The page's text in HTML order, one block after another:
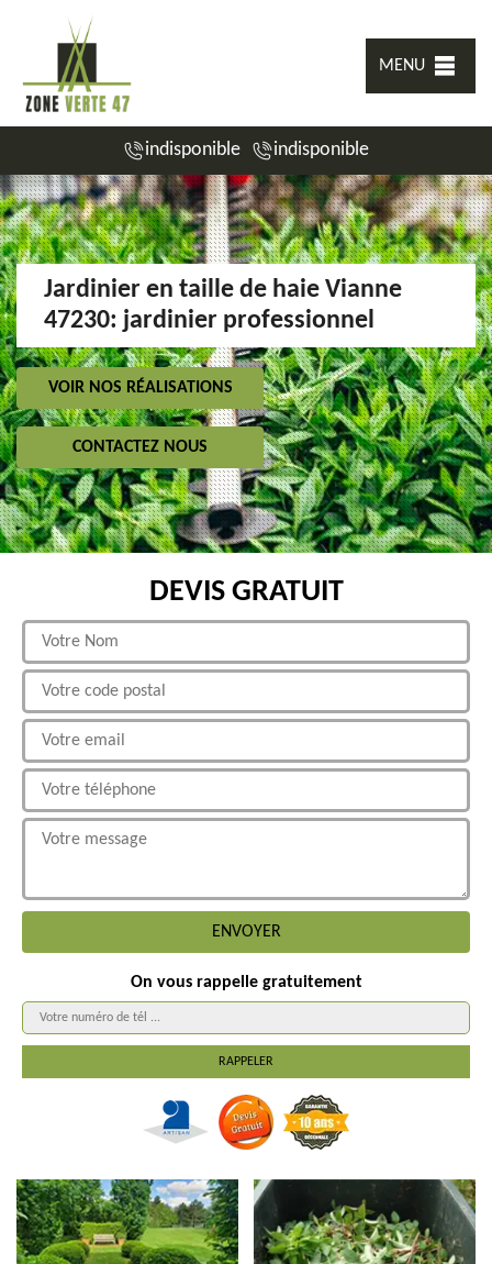
MENU
indisponible indisponible
Jardinier en taille de haie Vianne
47230: jardinier professionnel
VOIR NOS RÉALISATIONS
CONTACTEZ NOUS
DEVIS GRATUIT
On vous rappelle gratuitement